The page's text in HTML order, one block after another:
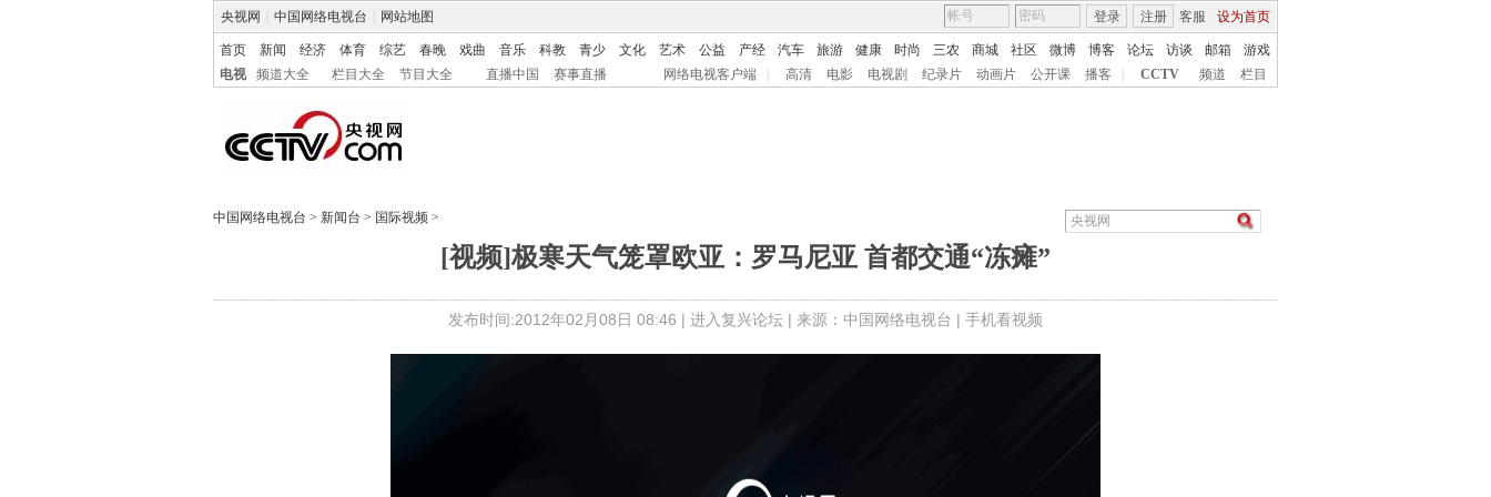
央视网 中国网络电视台 网站地图 客服 设为首页
登录 注册
首页 新闻 经济 体育 综艺 春晚 戏曲 音乐 科教 青少 文化 艺术 公益 产经 汽车 旅游 健康 时尚 三农 商城 社区 微博 博客 论坛 访谈 邮箱
游戏
电视
频道大全 栏目大全 节目大全 直播中国 赛事直播 网络电视客户端 高清 电影 电视剧 纪录片 动画片 公开课 播客 CCTV 频道 栏目
中国网络电视台 > 新闻台 > 国际视频 >
[视频]极寒天气笼罩欧亚：罗马尼亚 首都交通“冻瘫”
发布时间:2012年02月08日 08:46 | 进入复兴论坛 | 来源：中国网络电视台 | 手机看视频